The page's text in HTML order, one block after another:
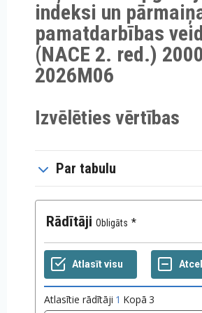
indeksi un
pamatdarbības
(NACE 2. red.)
2026M06
Izvēlēties vērtības
Par tabulu
Rādītāji Obligāts
Atlasītie rādītāji 1 Kopā 3